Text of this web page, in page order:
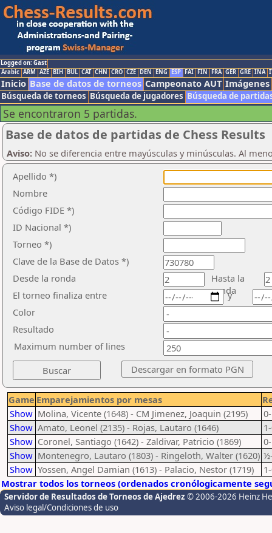
Logged on: Gast
Arabic ARM AZE BIH BUL CAT CHN CRO CZE DEN ENG ESP FAI FIN FRA GER GRE INA
Inicio Base de datos de torneos Campeonato AUT Imágenes
Búsqueda de torneos Búsqueda de jugadores Búsqueda de
Se encontraron 5 partidas.
Base de datos de partidas de Chess Results
Aviso: No se diferencia entre mayúsculas y minúsculas. Al
Apellido *)
Nombre
Código FIDE *)
ID Nacional *)
Torneo *)
Clave de la Base de Datos *)
Desde la ronda
Hasta la
ronda
El torneo finaliza entre
Color
Resultado
y
Maximum number of lines
Game Emparejamientos por mesas
Show Molina, Vicente (1648) - CM Jimenez, Joaquin (2195)
Show Amato, Leonel (2135) - Rojas, Lautaro (1646)
Show Coronel, Santiago (1642) - Zaldivar, Patricio (1869)
Show Montenegro, Lautaro (1803) - Ringeloth, Walter (1620)
Show Yossen, Angel Damian (1613) - Palacio, Nestor (1719)
Mostrar todos los torneos (ordenados cronólogicamente
Servidor de Resultados de Torneos de Ajedrez © 2006-2026 Heinz
Aviso legal/Condiciones de uso